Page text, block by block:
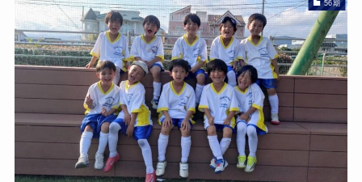
56期